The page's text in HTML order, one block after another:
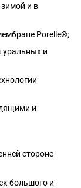
и в
Porelle®;
и
и
стороне
большого и